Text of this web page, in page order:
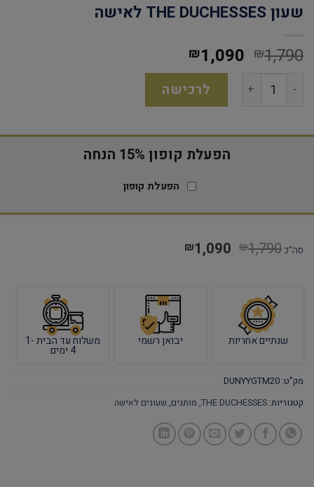
שעון THE DUCHESSES לאישה
₪1,790
₪1,090
לרכישה
הפעלת קופון 15% הנחה
הפעלת קופון
סה"כ ₪1,790
₪1,090
שנתיים אחריות יבואן רשמי משלוח עד הבית 1-
4 ימים
מק"ט: DUNYYGTM20
קטגוריות: THE DUCHESSES
, מותגים, שעונים לאישה